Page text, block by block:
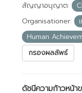
สัญญาอนุญาต:
Organisationer:
Human
กรองผลลัพธ์
ดัชนีความก้าวหน้า